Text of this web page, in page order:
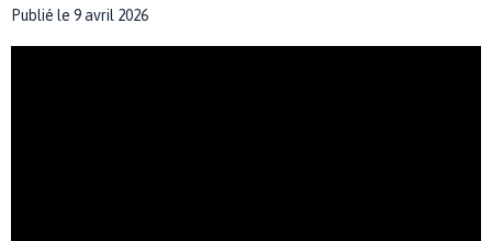
Publié le 9 avril 2026